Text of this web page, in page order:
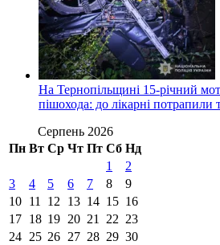
На Тернопільщині 15-річний
пішохода: до лікарні потрапили
Серпень 2026
Пн Вт Ср Чт Пт Сб Нд
1
2
3
4 5 6 7 8
9
10 11 12 13 14 15 16
17 18 19 20 21 22 23
24 25 26 27 28 29 30